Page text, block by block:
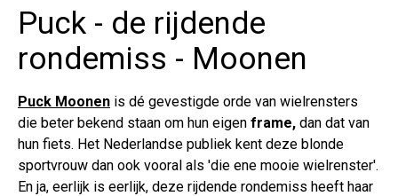
Puck - de rijdende
rondemiss - Moonen
Puck Moonen is dé gevestigde orde van wielrensters
die beter bekend staan om hun eigen frame, dan dat van
hun fiets. Het Nederlandse publiek kent deze blonde
sportvrouw dan ook vooral als 'die ene mooie wielrenster'.
En ja, eerlijk is eerlijk, deze rijdende rondemiss heeft haar